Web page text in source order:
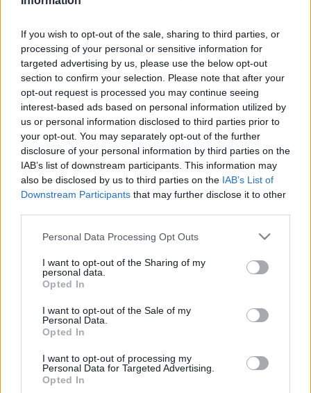
If you wish to opt-out of the sale, sharing to third parties, or
processing of your personal or sensitive information for
targeted advertising by us, please use the below opt-out
section to confirm your selection. Please note that after your
opt-out request is processed you may continue seeing
interest-based ads based on personal information utilized by
us or personal information disclosed to third parties prior to
your opt-out. You may separately opt-out of the further
disclosure of your personal information by third parties on the
IAB’s list of downstream participants. This information may
also be disclosed by us to third parties on the IAB’s List of
Downstream Participants that may further disclose it to other
Please note that this website/app uses one or more Google
not limited to your visit or usage behaviour. You may click to
grant or deny consent to Google and its third-party tags to
use your data for below specified purposes in below Google
consent section.
Personal Data Processing Opt Outs
I want to opt-out of the Sharing of my
personal data.
Opted In
I want to opt-out of the Sale of my
Personal Data.
Opted In
I want to opt-out of processing my
Personal Data for Targeted Advertising.
Opted In
Brotherhood of Brass címmel, ennek kirívó sikere újabb és
újabb nemzetközi turnékhoz és további felvételekhez
vezetett. Kettejük közös munkája ugyanis amellett, hogy
rendkívül szórakoztató, karneváli hangulatú muzsikát
eredményezett, komoly világzene-történeti jelentőséggel is
bírt: felidézte azt a sok száz éves hagyományt, amikor
együtt muzsikáltak a romák és a zsidók, és egyben új hidat
épített a keleti és nyugati kultúra között.
katonazenekarok muzsikájából eredeztethető. Boban a
kilencvenes évek első felében tűnt fel, amikor zenekarával
elnyerte a híres gucai trombitás fesztivál első díját, az
ezredfordulóra már Európa legnépszerűbb balkáni
legújabb lemezével (The Promise) zeneszerzőként is
jelentős sikert könyvelhetett el, egyben azt is tanúsítva,